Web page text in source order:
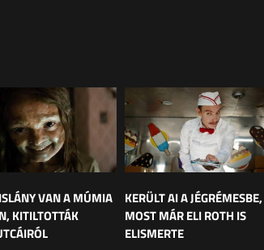
VAN A MÚMIA
KITILTOTTÁK
KERÜLT AI A JÉGRÉMESBE,
MOST MÁR ELI ROTH IS
ELISMERTE